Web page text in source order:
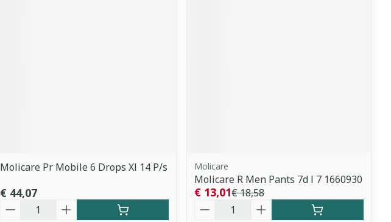
Molicare Pr Mobile 6 Drops Xl 14 P/s
€ 44,07
Molicare
Molicare R Men Pants 7d l 7 1660930
€ 18,58
€ 13,01